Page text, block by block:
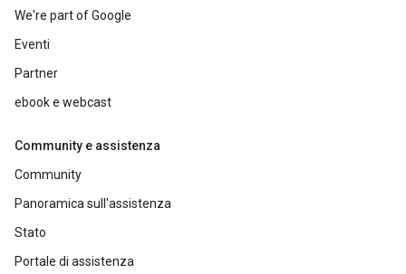
We're part of Google
Eventi
Partner
ebook e webcast
Community e assistenza
Community
Panoramica sull'assistenza
Stato
Portale di assistenza